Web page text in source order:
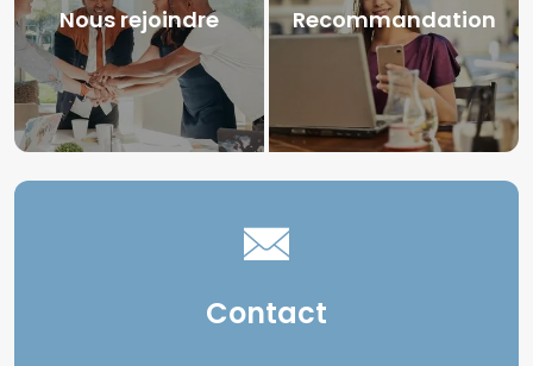
Nous rejoindre Recommandation
Contact